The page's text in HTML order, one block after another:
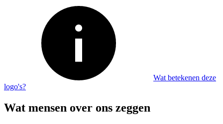
Wat betekenen deze
logo's?
Wat mensen over ons zeggen